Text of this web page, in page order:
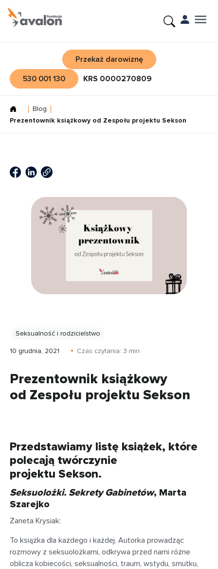
Przekaż darowiznę
530 001 130
KRS 0000270809
Blog
Prezentownik książkowy od Zespołu projektu Sekson
Seksualność i rodzicielstwo
10 grudnia, 2021 Czas czytania: 3 min
Prezentownik książkowy
od Zespołu projektu Sekson
Przedstawiamy listę książek, które
polecają twórczynie
projektu Sekson.
Seksuolożki. Sekrety Gabinetów, Marta
Szarejko
Żaneta Krysiak:
To książka dla każdego i każdej. Autorka prowadząc
rozmowy z seksuolożkami, odkrywa przed nami różne
oblicza kobiecości, seksualności, traum, wstydu, smutku,